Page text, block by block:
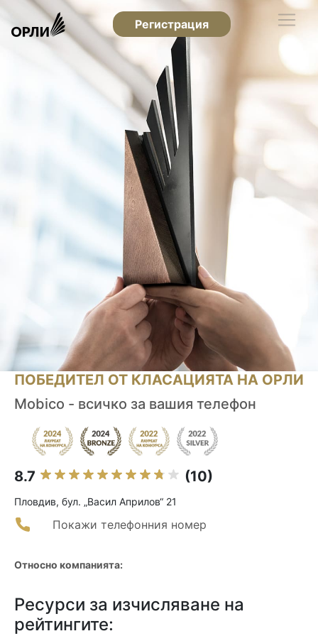
Регистрация
ПОБЕДИТЕЛ ОТ КЛАСАЦИЯТА НА ОРЛИ
Mobico - всичко за вашия телефон
8.7 (10)
Пловдив, бул. „Васил Априлов“ 21
Покажи телефонния номер
Относно компанията:
Ресурси за изчисляване на
рейтингите: